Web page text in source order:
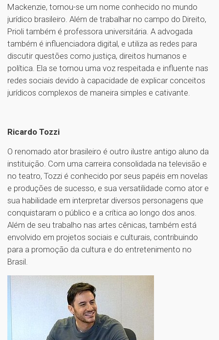
Mackenzie, tornou-se um nome conhecido no mundo
jurídico brasileiro. Além de trabalhar no campo do Direito,
Prioli também é professora universitária. A advogada
também é influenciadora digital, e utiliza as redes para
discutir questões como justiça, direitos humanos e
política. Ela se tornou uma voz respeitada e influente nas
redes sociais devido à capacidade de explicar conceitos
jurídicos complexos de maneira simples e cativante.
Ricardo Tozzi
O renomado ator brasileiro é outro ilustre antigo aluno da
instituição. Com uma carreira consolidada na televisão e
no teatro, Tozzi é conhecido por seus papéis em novelas
e produções de sucesso, e sua versatilidade como ator e
sua habilidade em interpretar diversos personagens que
conquistaram o público e a crítica ao longo dos anos.
Além de seu trabalho nas artes cênicas, também está
envolvido em projetos sociais e culturais, contribuindo
para a promoção da cultura e do entretenimento no
Brasil.